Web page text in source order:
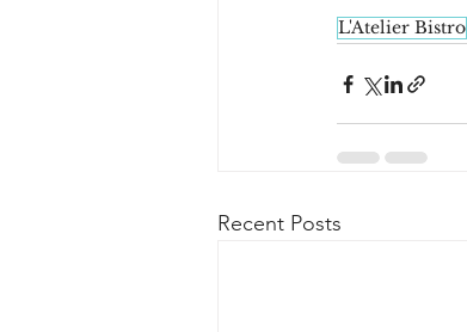
L'Atelier Bistro
Recent Posts